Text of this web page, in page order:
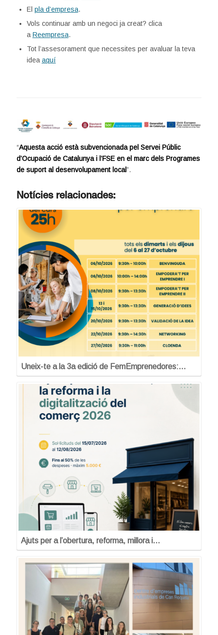
El pla d’empresa.
Vols continuar amb un negoci ja creat? clica
a Reempresa.
Tot l’assesorament que necessites per avaluar la teva
idea aquí
“Aquesta acció està subvencionada pel Servei Públic
d’Ocupació de Catalunya i l’FSE en el marc dels Programes
de suport al desenvolupament local”.
Notícies relacionades:
Uneix-te a la 3a edició de FemEmprenedores:…
Ajuts per a l’obertura, reforma, millora i…